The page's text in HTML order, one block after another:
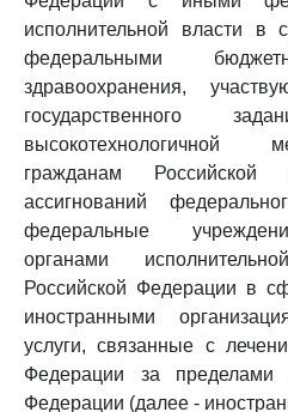
исполнительной власти в
федеральными
здравоохранения,
государственного
высокотехнологичной
гражданам
ассигнований
федеральные
органами
Российской Федерации в
иностранными
услуги, связанные с
Федерации за пределами
Федерации (далее -